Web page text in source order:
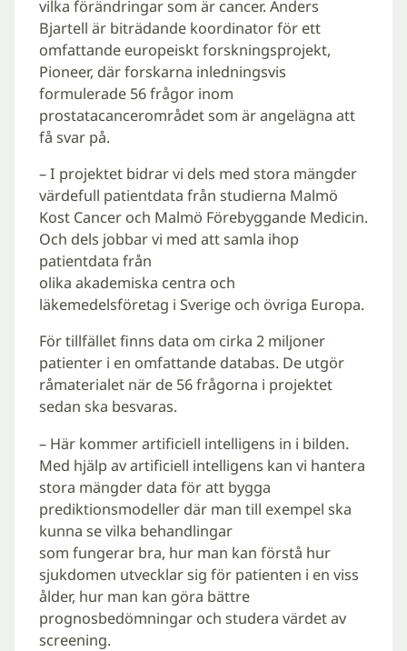
vilka förändringar som är cancer. Anders
Bjartell är biträdande koordinator för ett
omfattande europeiskt forskningsprojekt,
Pioneer, där forskarna inledningsvis
formulerade 56 frågor inom
prostatacancerområdet som är angelägna att
få svar på.
– I projektet bidrar vi dels med stora mängder
värdefull patientdata från studierna Malmö
Kost Cancer och Malmö Förebyggande Medicin.
Och dels jobbar vi med att samla ihop
patientdata från
olika akademiska centra och
läkemedelsföretag i Sverige och övriga Europa.
För tillfället finns data om cirka 2 miljoner
patienter i en omfattande databas. De utgör
råmaterialet när de 56 frågorna i projektet
sedan ska besvaras.
– Här kommer artificiell intelligens in i bilden.
Med hjälp av artificiell intelligens kan vi hantera
stora mängder data för att bygga
prediktionsmodeller där man till exempel ska
kunna se vilka behandlingar
som fungerar bra, hur man kan förstå hur
sjukdomen utvecklar sig för patienten i en viss
ålder, hur man kan göra bättre
prognosbedömningar och studera värdet av
screening.